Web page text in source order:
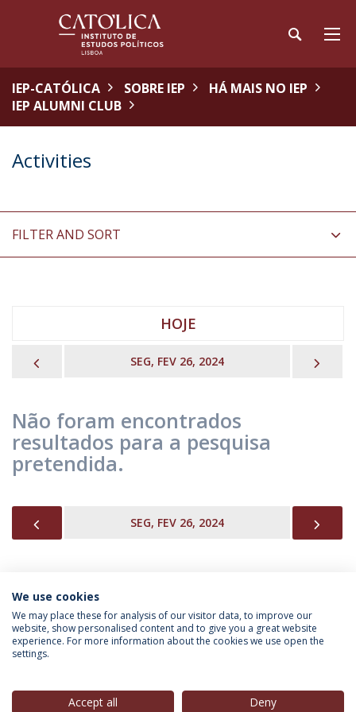
IEP-CATÓLICA SOBRE IEP
HÁ MAIS NO IEP
IEP ALUMNI CLUB
Activities
FILTER AND SORT
HOJE
SEG, FEV 26, 2024
Não foram encontrados
resultados para a pesquisa
pretendida.
SEG, FEV 26, 2024
INFORMAÇÃO PARA
We use cookies
We may place these for analysis of our visitor data, to improve our
website, show personalised content and to give you a great website
experience. For more information about the cookies we use open the
settings.
Accept all Deny